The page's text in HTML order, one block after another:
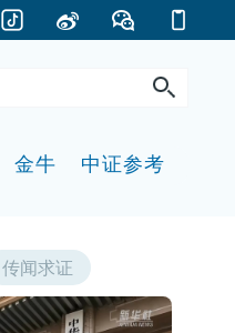
金牛 中证参考
传闻求证